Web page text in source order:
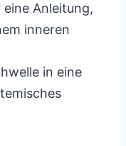
Anleitung,
inneren
in eine